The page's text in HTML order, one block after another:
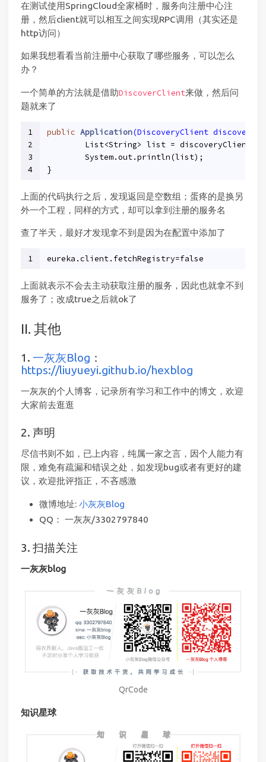
在测试使用SpringCloud全家桶时，服务向注册中心注
册，然后client就可以相互之间实现RPC调用（其实还是
http访问）
如果我想看看当前注册中心获取了哪些服务，可以怎么
办？
一个简单的方法就是借助DiscoverClient来做，然后问
题就来了
1
2
3
4
public Application(DiscoveryClient
List<String> list =
        System.out.println(list);
}
上面的代码执行之后，发现返回是空数组；蛋疼的是换另
外一个工程，同样的方式，却可以拿到注册的服务名
查了半天，最好才发现拿不到是因为在配置中添加了
1 eureka.client.fetchRegistry=false
上面就表示不会去主动获取注册的服务，因此也就拿不到
服务了；改成true之后就ok了
II. 其他
1. 一灰灰Blog ：
https://liuyueyi.github.io/hexblog
一灰灰的个人博客，记录所有学习和工作中的博文，欢迎
大家前去逛逛
2. 声明
尽信书则不如，已上内容，纯属一家之言，因个人能力有
限，难免有疏漏和错误之处，如发现bug或者有更好的建
议，欢迎批评指正，不吝感激
微博地址: 小灰灰Blog
QQ： 一灰灰/3302797840
3. 扫描关注
一灰灰blog
QrCode
知识星球